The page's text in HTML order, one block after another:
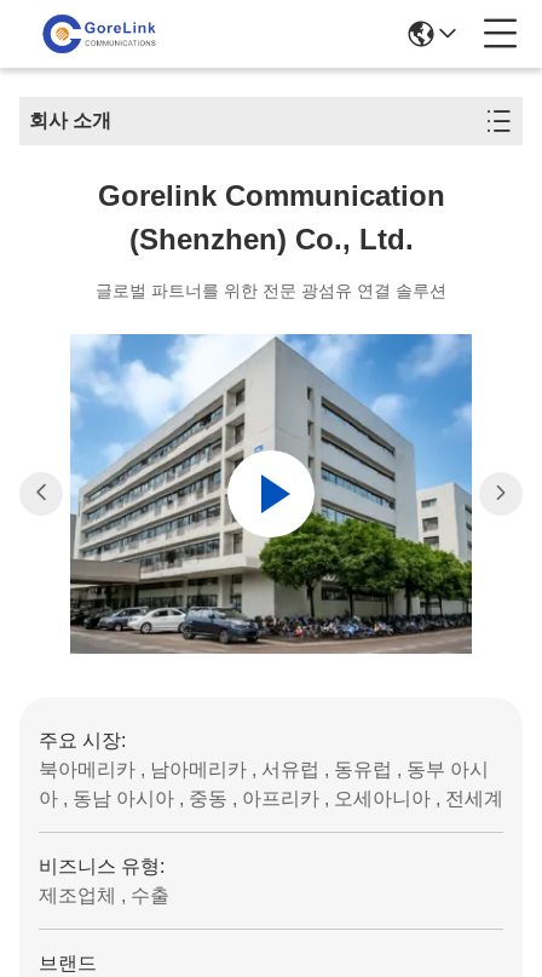
회사 소개
Gorelink Communication
(Shenzhen) Co., Ltd.
글로벌 파트너를 위한 전문 광섬유 연결 솔루션
주요 시장:
북아메리카 , 남아메리카 , 서유럽 , 동유럽 , 동부 아시
아 , 동남 아시아 , 중동 , 아프리카 , 오세아니아 , 전세계
비즈니스 유형:
제조업체 , 수출
브랜드